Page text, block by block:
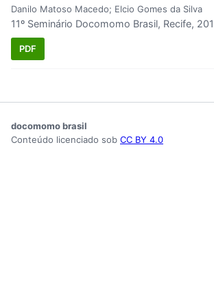
Danilo Matoso Macedo; Elcio Gomes da Silva
11º Seminário Docomomo Brasil, Recife,
PDF
docomomo brasil
Conteúdo licenciado sob CC BY 4.0